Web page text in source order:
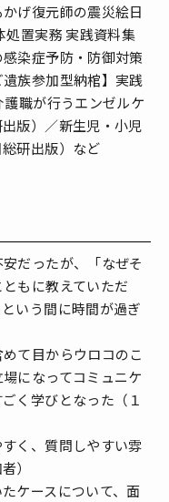
げ復元師の震災絵日
処置実務 実践資料集
染症予防・防御対策
遺族参加型納棺】実践
護職が行うエンゼルケ
版）／新生児・小児
研出版）など
だったが、「なぜそ
もに教えていただ
いう間に時間が過ぎ
て目からウロコのこ
になってコミュニケ
く学びとなった（１
く、質問しやすい雰
）
ケースについて、面